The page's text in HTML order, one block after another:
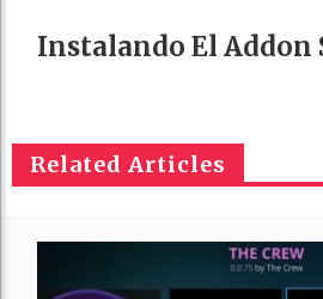
Instalando El Addon
Related Articles